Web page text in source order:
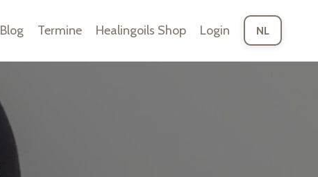
Blog Termine Healingoils Shop Login NL